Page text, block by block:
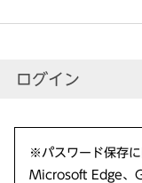
ログイン
※パスワード保存
Microsoft Edge、